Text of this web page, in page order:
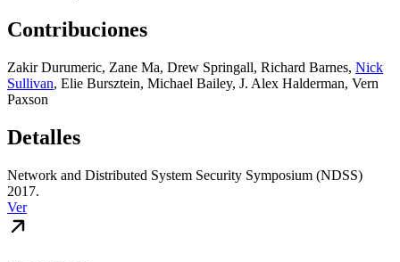
Contribuciones
Zakir Durumeric, Zane Ma, Drew Springall, Richard Barnes, Nick
Sullivan, Elie Bursztein, Michael Bailey, J. Alex Halderman, Vern
Paxson
Detalles
Network and Distributed System Security Symposium (NDSS)
2017.
Ver